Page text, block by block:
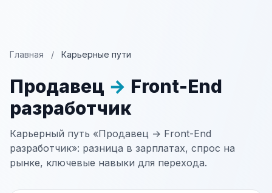
Главная / Карьерные пути
Продавец → Front-End
разработчик
Карьерный путь «Продавец → Front-End
разработчик»: разница в зарплатах, спрос на
рынке, ключевые навыки для перехода.